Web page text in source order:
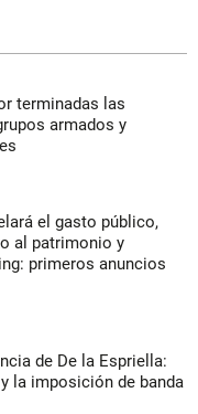
terminadas las
armados y
el gasto público,
al patrimonio y
primeros anuncios
de De la Espriella:
la imposición de banda